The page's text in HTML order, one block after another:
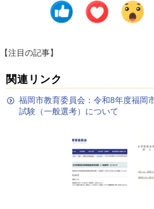
【注目の記事】
関連リンク
福岡市教育委員会：令和8年度福岡
試験（一般選考）について